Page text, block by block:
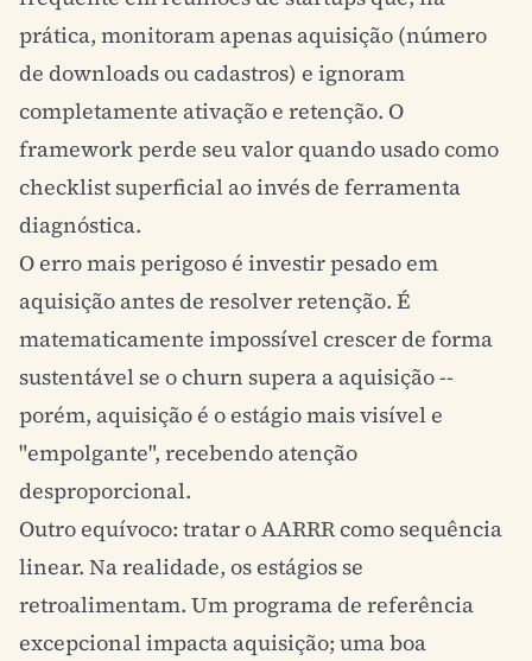
prática, monitoram apenas aquisição (número
de downloads ou cadastros) e ignoram
completamente ativação e retenção. O
framework perde seu valor quando usado como
checklist superficial ao invés de ferramenta
diagnóstica.
O erro mais perigoso é investir pesado em
aquisição antes de resolver retenção. É
matematicamente impossível crescer de forma
sustentável se ochurn supera a aquisição --
porém, aquisição é o estágio mais visível e
"empolgante", recebendo atenção
desproporcional.
Outro equívoco: tratar o AARRR como sequência
linear. Na realidade, os estágios se
retroalimentam. Um programa de referência
excepcional impacta aquisição; uma boa